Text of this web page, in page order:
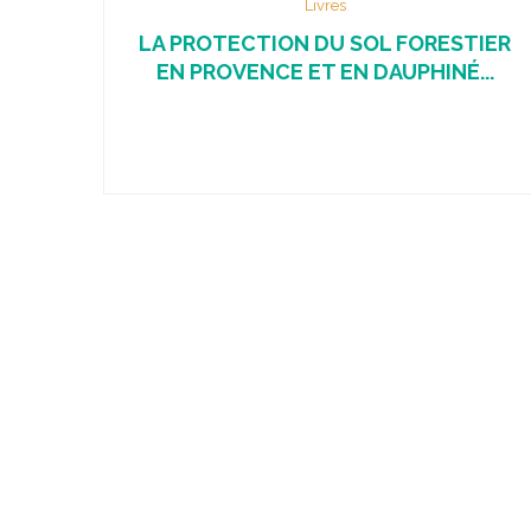
Livres
LA PROTECTION DU SOL FORESTIER
EN PROVENCE ET EN DAUPHINÉ...